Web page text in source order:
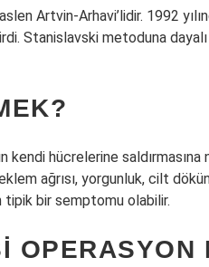
Artvin-Arhavi’lidir. 1992
Stanislavski metoduna
kendi hücrelerine
ağrısı, yorgunluk, cilt
tipik bir semptomu olabilir.
OPERASYON